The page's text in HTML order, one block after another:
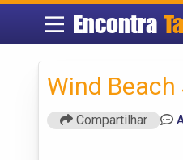
Encontra
Wind
Compartilhar